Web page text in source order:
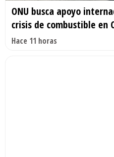
ONU busca apoyo
crisis de combustible en
Hace 11 horas